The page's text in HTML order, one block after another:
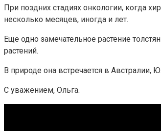
При поздних стадиях онкологии, когда
несколько месяцев, иногда и лет.
Еще одно замечательное растение
растений.
В природе она встречается в
С уважением, Ольга.